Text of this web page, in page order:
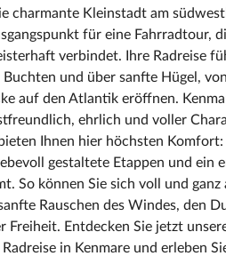
charmante Kleinstadt am
für eine Fahrradtour,
verbindet. Ihre Radreise
und über sanfte Hügel,
auf den Atlantik eröffnen.
ehrlich und voller
Ihnen hier höchsten
gestaltete Etappen und ein
So können Sie sich voll und ganz
Rauschen des Windes, den
Freiheit. Entdecken Sie jetzt
in Kenmare und erleben